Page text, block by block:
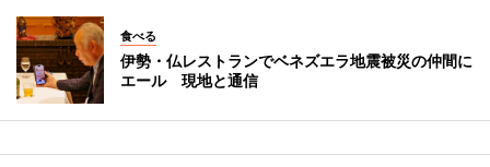
食べる
伊勢・仏レストランでベネズエラ地震被災の仲間に
エール 現地と通信